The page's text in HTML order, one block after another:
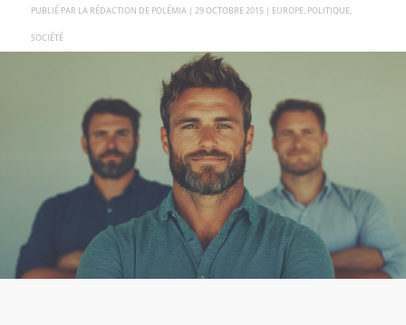
PAR LA RÉDACTION DE POLÉMIA | 29 OCTOBRE 2015| EUROPE, POLITIQUE,
SOCIÉTÉ